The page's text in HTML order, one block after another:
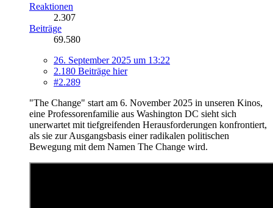
Reaktionen
2.307
Beiträge
69.580
26. September 2025 um 13:22
2.180 Beiträge hier
#2.289
"The Change" start am 6. November 2025 in unseren Kinos,
eine Professorenfamilie aus Washington DC sieht sich
unerwartet mit tiefgreifenden Herausforderungen konfrontiert,
als sie zur Ausgangsbasis einer radikalen politischen
Bewegung mit dem Namen The Change wird.